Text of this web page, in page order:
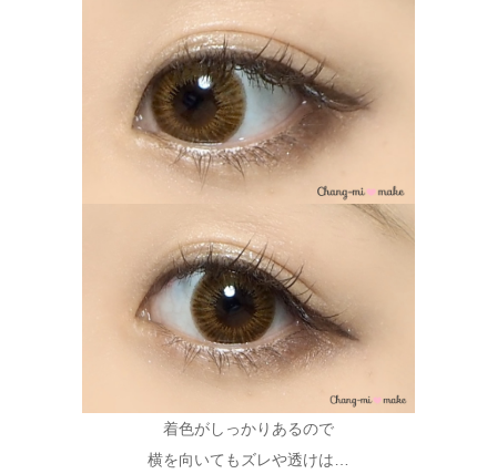
着色がしっかりあるので
横を向いてもズレや透けは…